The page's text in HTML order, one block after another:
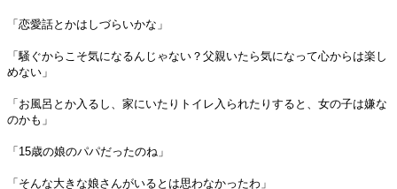
「恋愛話とかはしづらいかな」
「騒ぐからこそ気になるんじゃない？父親いたら気になって心からは楽し
めない」
「お風呂とか入るし、家にいたりトイレ入られたりすると、女の子は嫌な
のかも」
「15歳の娘のパパだったのね」
「そんな大きな娘さんがいるとは思わなかったわ」